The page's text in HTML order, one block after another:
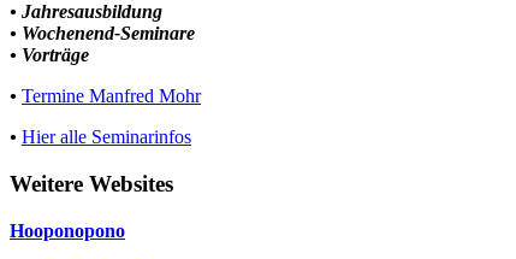
• Jahresausbildung
• Wochenend-Seminare
• Vorträge
• Termine Manfred Mohr
• Hier alle Seminarinfos
Weitere Websites
Hooponopono